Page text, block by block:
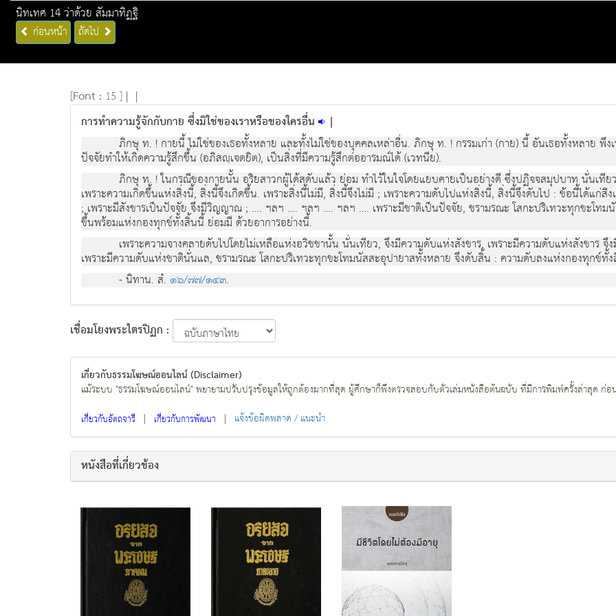
นิทเทศ 14 ว่าด้วย สัมมาทิฏฐิ
ก่อนหน้า ถัดไป
[Font : 15 ] | |
การทำความรู้จักกับกาย ซึ่งมิใช่ของเราหรือของใครอื่น |
ภิกษุ ท. ! กายนี้ ไม่ใช่ของเธอทั้งหลาย และทั้งไม่ใช่ของบุคคลเหล่าอื่น. ภิกษุ ท. ! กรรมเก่า (กาย) นี้ อันเธอทั้งหลาย พึ
ปัจจัยทำให้เกิดความรู้สึกขึ้น (อภิสญฺเจตยิต), เป็นสิ่งที่มีความรู้สึกต่ออารมณ์ได้ (เวทนีย).
ภิกษุ ท. ! ในกรณีของกายนั้น อริยสาวกผู้ได้สดับแล้ว ย่อม ทำไว้ในใจโดยแยบคายเป็นอย่างดี ซึ่งปฏิจจสมุปบาท นั่นเทีย
เพราะความเกิดขึ้นแห่งสิ่งนี้, สิ่งนี้จึงเกิดขึ้น. เพราะสิ่งนี้ไม่มี, สิ่งนี้จึงไม่มี ; เพราะความดับไปแห่งสิ่งนี้, สิ่งนี้จึงดับไป : ข้อนี้ได้แก่ส่ิ
; เพราะมีสังขารเป็นปัจจัย จึงมีวิญญาณ ; …. ฯลฯ …. ฯลฯ …. ฯลฯ …. เพราะมีชาติเป็นปัจจัย, ชรามรณะ โสกะปริเทวะทุกขะโทม
ขึ้นพร้อมแห่งกองทุกข์ทั้งสิ้นนี้ ย่อมมี ด้วยอาการอย่างนี้.
เพราะความจางคลายดับไปโดยไม่เหลือแห่งอวิชชานั้น นั่นเทียว, จึงมีความดับแห่งสังขาร, เพราะมีความดับแห่งสังข
เพราะมีความดับแห่งชาตินั่นแล, ชรามรณะ โสกะปริเทวะทุกขะโทมนัสสะอุปายาสทั้งหลาย จึงดับสิ้น : ความดับลงแห่งกองทุกข์
- นิทาน. สํ.๑๖/๗๗/๑๔๓.
เชื่อมโยงพระไตรปิฏก :
เกี่ยวกับธรรมโฆษณ์ออนไลน์ (Disclaimer)
แม้ระบบ "ธรรมโฆษณ์ออนไลน์" พยายามปรับปรุงข้อมูลให้ถูกต้องมากที่สุด ผู้ศึกษาก็พึงตรวจสอบกับตัวเล่มหนังสือต้นฉบับ ที่มีการพิมพ์ครั้งล่าสุด ก่อน
เกี่ยวกับอัตถจารี | เกี่ยวกับการพัฒนา | แจ้งข้อผิดพลาด / แนะนำ
หนังสือที่เกี่ยวข้อง